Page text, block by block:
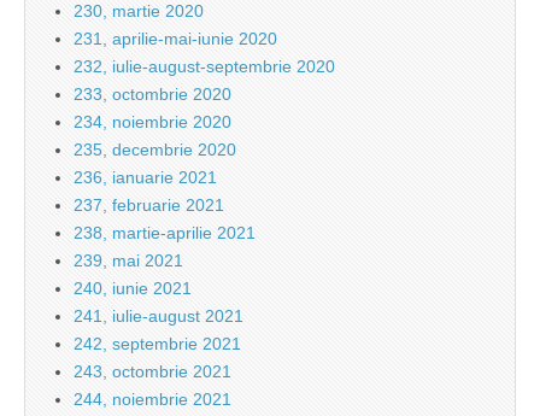
230, martie 2020
231, aprilie-mai-iunie 2020
232, iulie-august-septembrie 2020
233, octombrie 2020
234, noiembrie 2020
235, decembrie 2020
236, ianuarie 2021
237, februarie 2021
238, martie-aprilie 2021
239, mai 2021
240, iunie 2021
241, iulie-august 2021
242, septembrie 2021
243, octombrie 2021
244, noiembrie 2021